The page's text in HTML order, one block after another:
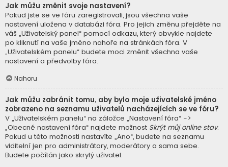
Jak můžu změnit svoje nastavení?
Pokud jste se ve fóru zaregistrovali, jsou všechna vaše
nastavení uložena v databázi fóra. Pro jejich změnu přejděte na
váš „Uživatelský panel“ pomocí odkazu, který obvykle najdete
po kliknutí na vaše jméno nahoře na stránkách fóra. V
„Uživatelském panelu“ budete moci změnit všechna vaše
nastavení a předvolby fóra.
Nahoru
Jak můžu zabránit tomu, aby bylo moje uživatelské jméno
zobrazeno na seznamu uživatelů nacházejících se ve fóru?
V „Uživatelském panelu“ na záložce „Nastavení fóra“ ->
„Obecné nastavení fóra“ najdete možnost Skrýt můj online stav.
Pokud u této možnosti nastavíte „Ano“, budete na seznamu
viditelní jen pro administrátory, moderátory a sama sebe.
Budete počítán jako skrytý uživatel.